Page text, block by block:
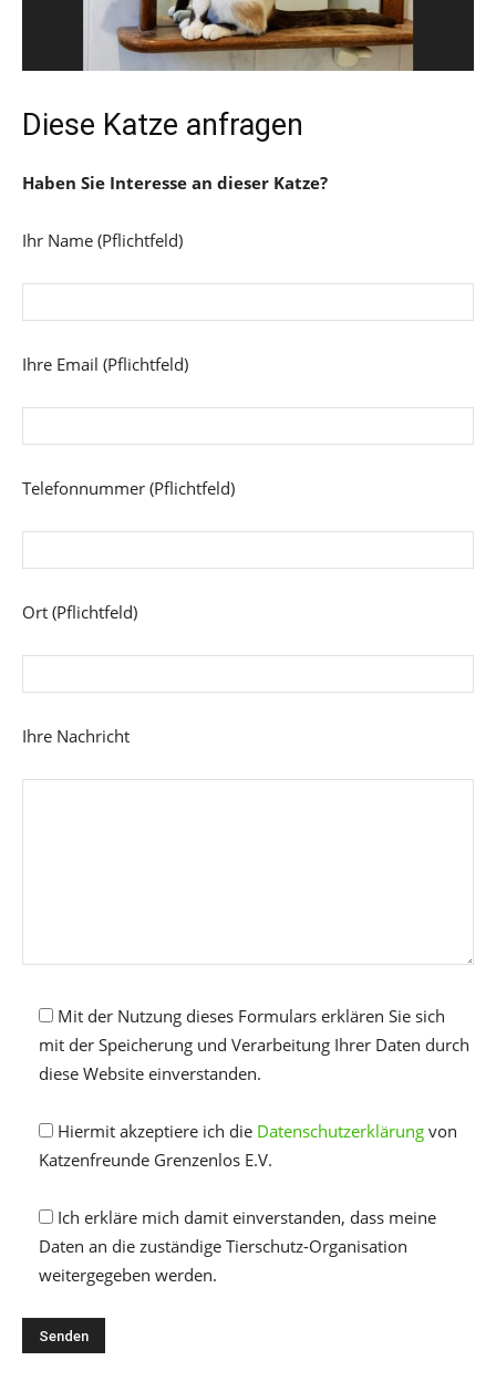
Diese Katze anfragen
Haben Sie Interesse an dieser Katze?
Ihr Name (Pflichtfeld)
Ihre Email (Pflichtfeld)
Telefonnummer (Pflichtfeld)
Ort (Pflichtfeld)
Ihre Nachricht
Mit der Nutzung dieses Formulars erklären Sie sich
mit der Speicherung und Verarbeitung Ihrer Daten durch
diese Website einverstanden.
Hiermit akzeptiere ich die Datenschutzerklärung von
Katzenfreunde Grenzenlos E.V.
Ich erkläre mich damit einverstanden, dass meine
Daten an die zuständige Tierschutz-Organisation
weitergegeben werden.